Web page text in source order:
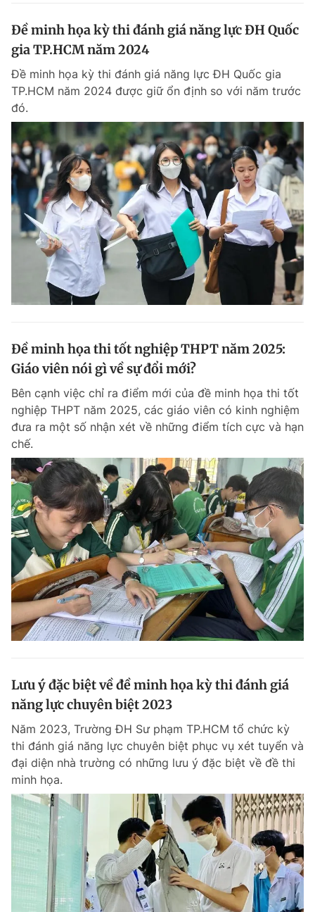
Đề minh họa kỳ thi đánh giá năng lực ĐH Quốc
gia TP.HCM năm 2024
Đề minh họa kỳ thi đánh giá năng lực ĐH Quốc gia
TP.HCM năm 2024 được giữ ổn định so với năm trước
đó.
Đề minh họa thi tốt nghiệp THPT năm 2025:
Giáo viên nói gì về sự đổi mới?
Bên cạnh việc chỉ ra điểm mới của đề minh họa thi tốt
nghiệp THPT năm 2025, các giáo viên có kinh nghiệm
đưa ra một số nhận xét về những điểm tích cực và hạn
chế.
Lưu ý đặc biệt về đề minh họa kỳ thi đánh giá
năng lực chuyên biệt 2023
Năm 2023, Trường ĐH Sư phạm TP.HCM tổ chức kỳ
thi đánh giá năng lực chuyên biệt phục vụ xét tuyển và
đại diện nhà trường có những lưu ý đặc biệt về đề thi
minh họa.